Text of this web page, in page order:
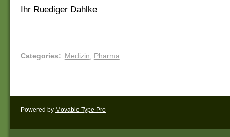
Ihr Ruediger Dahlke
Categories: Medizin Pharma
Powered by Movable Type Pro